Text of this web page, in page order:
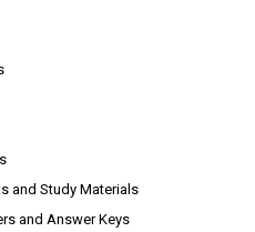
and Study Materials
and Answer Keys